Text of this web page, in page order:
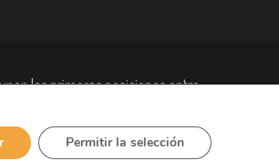
las primeras posiciones entre
y está presente en más de 90
Permitir la selección